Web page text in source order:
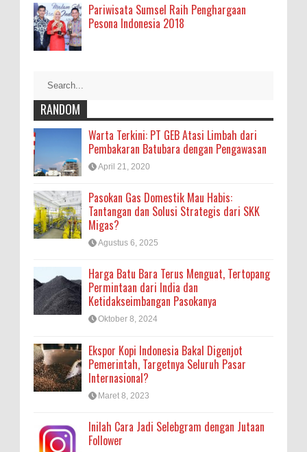
Pariwisata Sumsel Raih Penghargaan
Pesona Indonesia 2018
RANDOM
Warta Terkini: PT GEB Atasi Limbah dari
Pembakaran Batubara dengan Pengawasan
April 21, 2020
Pasokan Gas Domestik Mau Habis:
Tantangan dan Solusi Strategis dari SKK
Migas?
Agustus 6, 2025
Harga Batu Bara Terus Menguat, Tertopang
Permintaan dari India dan
Ketidakseimbangan Pasokanya
Oktober 8, 2024
Ekspor Kopi Indonesia Bakal Digenjot
Pemerintah, Targetnya Seluruh Pasar
Internasional?
Maret 8, 2023
Inilah Cara Jadi Selebgram dengan Jutaan
Follower